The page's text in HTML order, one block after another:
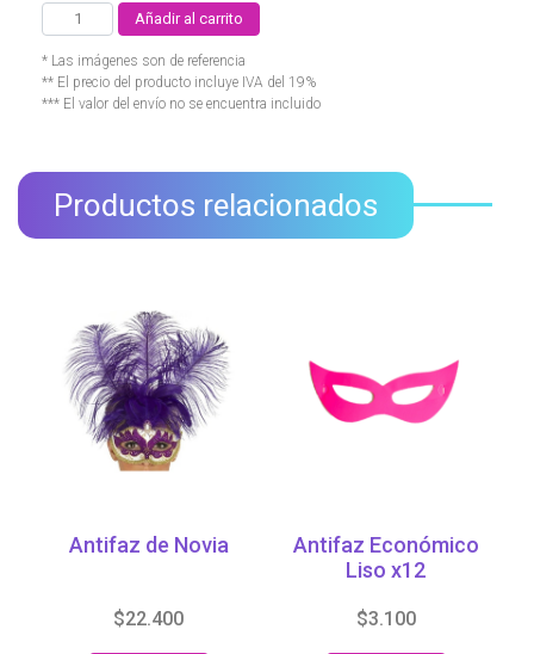
Añadir al carrito
* Las imágenes son de referencia
** El precio del producto incluye IVA del 19%
*** El valor del envío no se encuentra incluido
Antifaz de Novia
$22.400
Antifaz Económico
Liso x12
$3.100
Productos relacionados